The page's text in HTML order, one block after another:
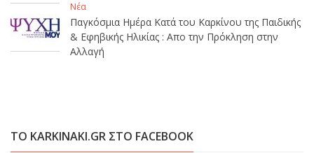
Νέα
Παγκόσμια Ημέρα Κατά του Καρκίνου της Παιδικής
& Εφηβικής Ηλικίας : Απο την Πρόκληση στην
Αλλαγή
ΤΟ KARKINAKI.GR ΣΤΟ FACEBOOK